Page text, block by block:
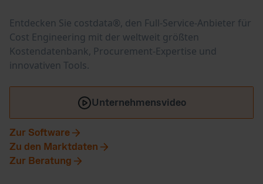
Entdecken Sie costdata®, den Full-Service-Anbieter für
Cost Engineering mit der weltweit größten
Kostendatenbank, Procurement-Expertise und
innovativen Tools.
Unternehmensvideo
Zur Software
Zu den Marktdaten
Zur Beratung